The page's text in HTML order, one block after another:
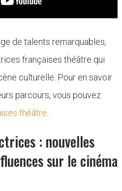
de talents remarquables,
françaises théâtre qui
culturelle. Pour en savoir
parcours, vous pouvez
théâtre
: nouvelles
sur le cinéma